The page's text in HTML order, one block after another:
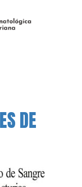
DE